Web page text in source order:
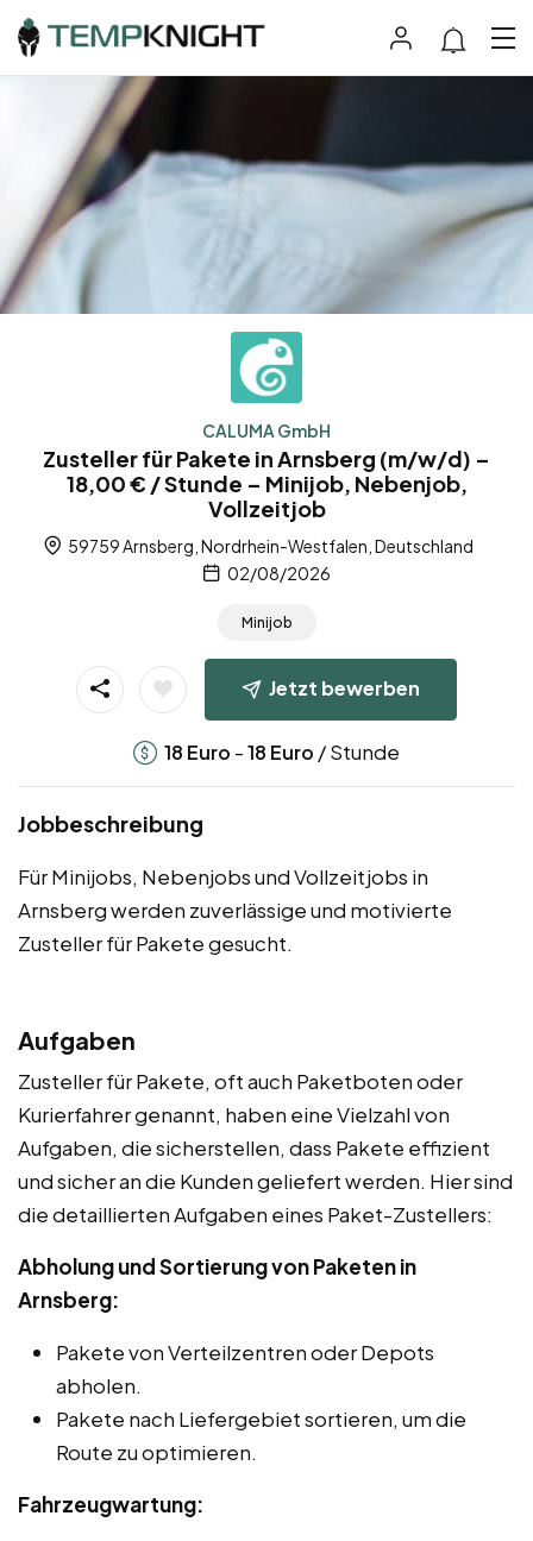
CALUMA GmbH
Zusteller für Pakete in Arnsberg (m/w/d) –
18,00 € / Stunde – Minijob, Nebenjob,
Vollzeitjob
59759 Arnsberg, Nordrhein-Westfalen, Deutschland
02/08/2026
Minijob
Jetzt bewerben
18 Euro -18 Euro / Stunde
Jobbeschreibung
Für Minijobs, Nebenjobs und Vollzeitjobs in
Arnsberg werden zuverlässige und motivierte
Zusteller für Pakete gesucht.
Aufgaben
Zusteller für Pakete, oft auch Paketboten oder
Kurierfahrer genannt, haben eine Vielzahl von
Aufgaben, die sicherstellen, dass Pakete effizient
und sicher an die Kunden geliefert werden. Hier sind
die detaillierten Aufgaben eines Paket-Zustellers:
Abholung und Sortierung von Paketen in
Arnsberg:
Pakete von Verteilzentren oder Depots
abholen.
Pakete nach Liefergebiet sortieren, um die
Route zu optimieren.
Fahrzeugwartung: